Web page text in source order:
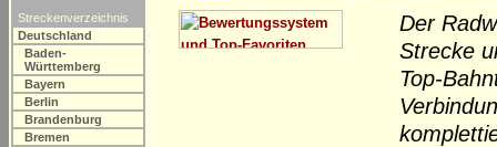
Streckenverzeichnis
Deutschland
Baden-
Württemberg
Bayern
Berlin
Brandenburg
Bremen
Der
Strecke
Top-